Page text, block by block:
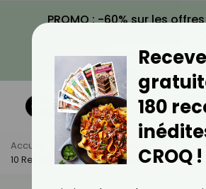
PROMO : -60% sur les
VOIR LA
Accueil Actus
Recettes
10 Recettes Légères De Couscous
180
CROQ !